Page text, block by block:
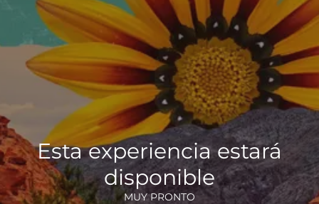
Esta experiencia estará
disponible
MUY PRONTO